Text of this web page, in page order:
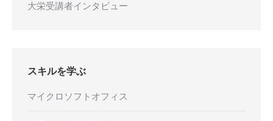
大栄受講者インタビュー
スキルを学ぶ
マイクロソフトオフィス